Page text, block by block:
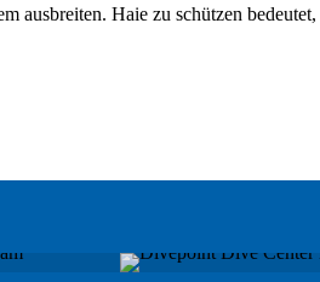
ausbreiten. Haie zu schützen